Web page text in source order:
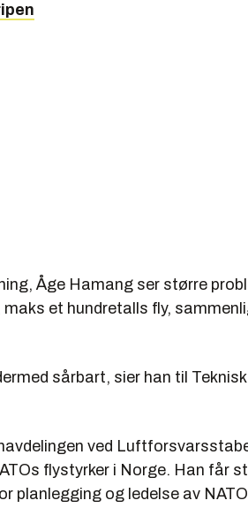
Åge Hamang ser større
et hundretalls fly,
sårbart, sier han til Teknisk
ved
flystyrker i Norge. Han får
planlegging og ledelse av